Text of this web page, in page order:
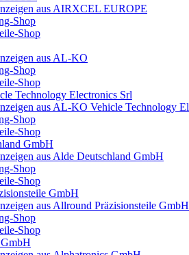
aus AIRXCEL EUROPE
Shop
Shop
aus AL-KO
Shop
Shop
Technology Electronics Srl
aus AL-KO Vehicle Technology
Shop
Shop
GmbH
aus Alde Deutschland GmbH
Shop
Shop
GmbH
aus Allround Präzisionsteile GmbH
Shop
Shop